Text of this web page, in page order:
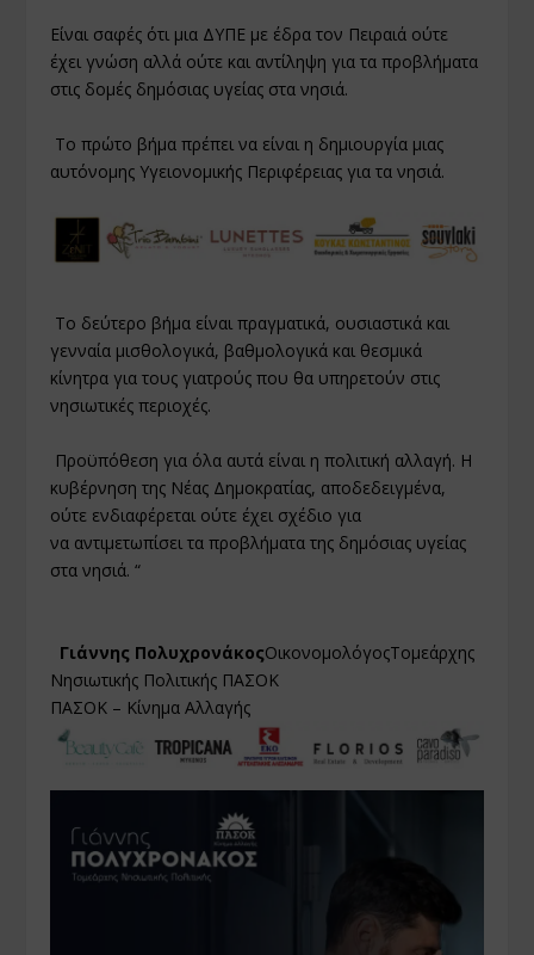
Είναι σαφές ότι μια ΔΥΠΕ με έδρα τον Πειραιά ούτε
έχει γνώση αλλά ούτε και αντίληψη για τα προβλήματα
στις δομές δημόσιας υγείας στα νησιά.
Το πρώτο βήμα πρέπει να είναι η δημιουργία μιας
αυτόνομης Υγειονομικής Περιφέρειας για τα νησιά.
Το δεύτερο βήμα είναι πραγματικά, ουσιαστικά και
γενναία μισθολογικά, βαθμολογικά και θεσμικά
κίνητρα για τους γιατρούς που θα υπηρετούν στις
νησιωτικές περιοχές.
Προϋπόθεση για όλα αυτά είναι η πολιτική αλλαγή. Η
κυβέρνηση της Νέας Δημοκρατίας, αποδεδειγμένα,
ούτε ενδιαφέρεται ούτε έχει σχέδιο για
να αντιμετωπίσει τα προβλήματα της δημόσιας υγείας
στα νησιά. “
Γιάννης ΠολυχρονάκοςΟικονομολόγοςΤομεάρχης
Νησιωτικής Πολιτικής ΠΑΣΟΚ
ΠΑΣΟΚ – Κίνημα Αλλαγής